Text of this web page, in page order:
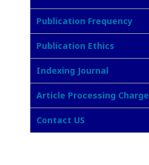
Publication Frequency
Publication Ethics
Indexing Journal
Article Processing Charge
Contact US